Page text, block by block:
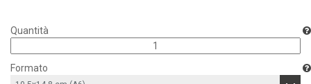
Quantità
Formato